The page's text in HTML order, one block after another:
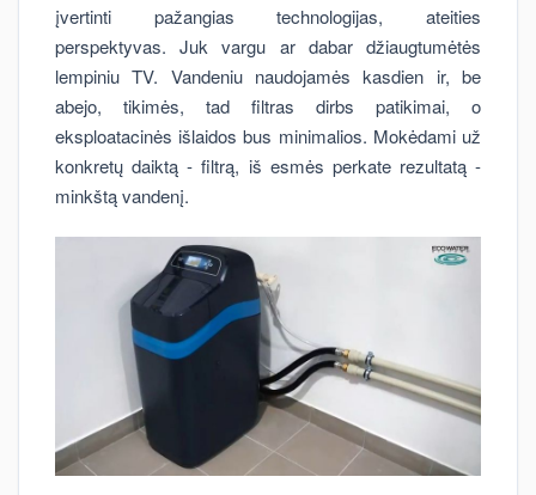
įvertinti pažangias technologijas, ateities
perspektyvas. Juk vargu ar dabar džiaugtumėtės
lempiniu TV. Vandeniu naudojamės kasdien ir, be
abejo, tikimės, tad filtras dirbs patikimai, o
eksploatacinės išlaidos bus minimalios. Mokėdami už
konkretų daiktą - filtrą, iš esmės perkate rezultatą -
minkštą vandenį.